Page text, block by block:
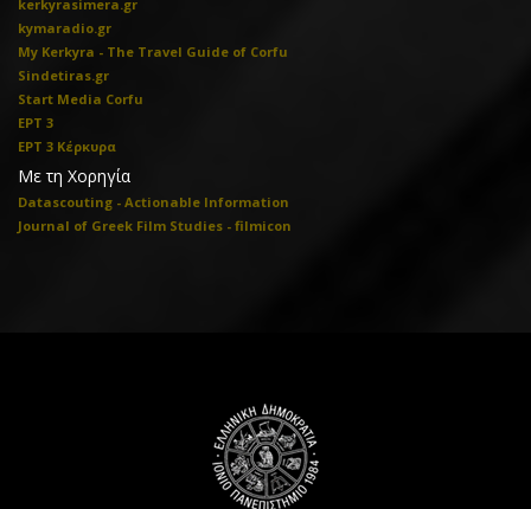
kerkyrasimera.gr
kymaradio.gr
My Kerkyra - The Travel Guide of Corfu
Sindetiras.gr
Start Media Corfu
ΕΡΤ 3
ΕΡΤ 3 Κέρκυρα
Με τη Χορηγία
Datascouting - Actionable Information
Journal of Greek Film Studies - filmicon